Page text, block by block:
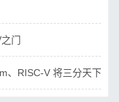
门
RISC-V 将三分天下？